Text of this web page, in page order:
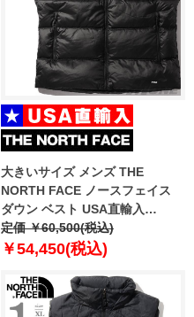
大きいサイズ メンズ THE
NORTH FACE ノースフェイス
ダウン ベスト USA直輸入
nf0a8994-ph5
定価 ￥60,500(税込)
￥54,450(税込)